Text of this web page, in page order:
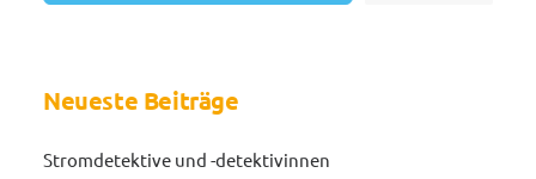
Neueste Beiträge
Stromdetektive und -detektivinnen